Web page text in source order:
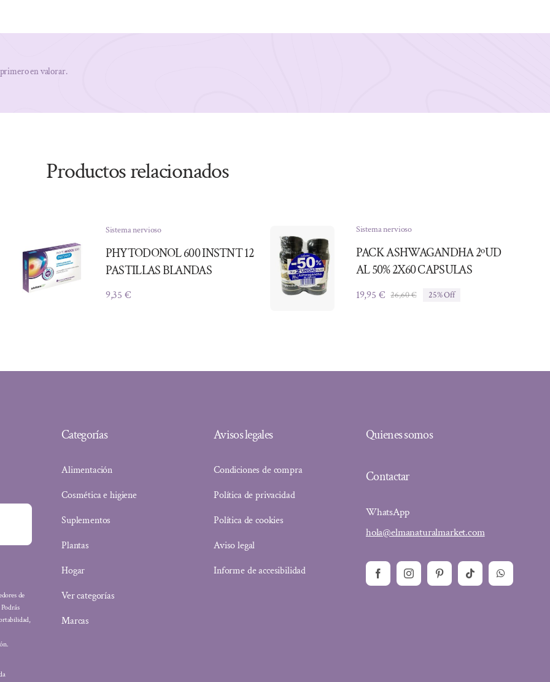
primero en valorar.
Productos relacionados
Sistema nervioso
PHYTODONOL 600 INSTNT 12
PASTILLAS BLANDAS
9,35 €
Sistema nervioso
PACK ASHWAGANDHA 2ºUD
AL 50% 2X60 CAPSULAS
26,60€El
19,95 €
El
25% Off
de
Categorías
Alimentación
Cosmética e higiene
Suplementos
Plantas
Hogar
Ver categorías
Marcas
Avisos legales
Condiciones de compra
Política de privacidad
Política de cookies
Aviso legal
Informe de accesibilidad
Quienes somos
Contactar
WhatsApp
hola@elmanaturalmarket.com